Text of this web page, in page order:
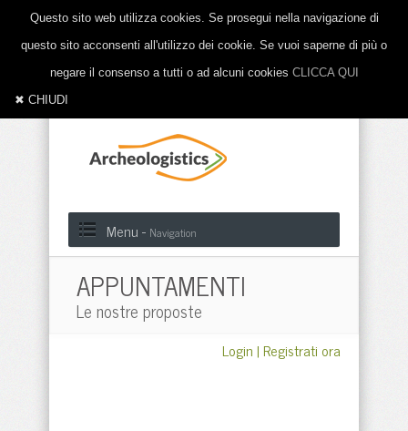
Menu - Navigation
APPUNTAMENTI
Le nostre proposte
Login|Registrati ora
Questo sito web utilizza cookies. Se prosegui nella navigazione di
questo sito acconsenti all'utilizzo dei cookie. Se vuoi saperne di più o
negare il consenso a tutti o ad alcuni cookies CLICCA QUI
✖ CHIUDI